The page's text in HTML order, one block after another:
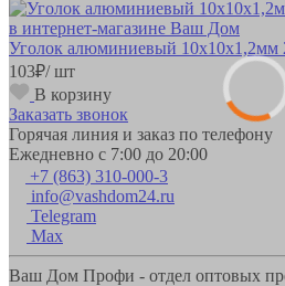
Уголок алюминиевый
103₽/ шт
В корзину
Заказать звонок
Горячая линия и заказ по телефону
Ежедневно с 7:00 до 20:00
+7 (863) 310-000-3
info@vashdom24.ru
Telegram
Max
Ваш Дом Профи - отдел оптовых